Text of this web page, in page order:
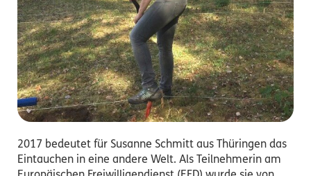
2017 bedeutet für Susanne Schmitt aus Thüringen das
Eintauchen in eine andere Welt. Als Teilnehmerin am